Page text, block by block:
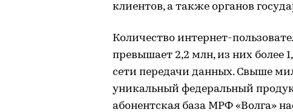
клиентов, а также органов
Количество интернет-
превышает 2,2 млн, из них более
сети передачи данных. Свыше
уникальный федеральный
абонентская база МРФ «Волга»